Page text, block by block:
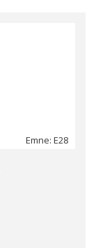
Emne: E28